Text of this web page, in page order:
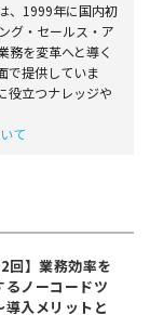
、1999年に国内初
グ・セールス・ア
務を変革へと導く
で提供していま
役立つナレッジや
て
回】業務効率を
るノーコードツ
導入メリットと